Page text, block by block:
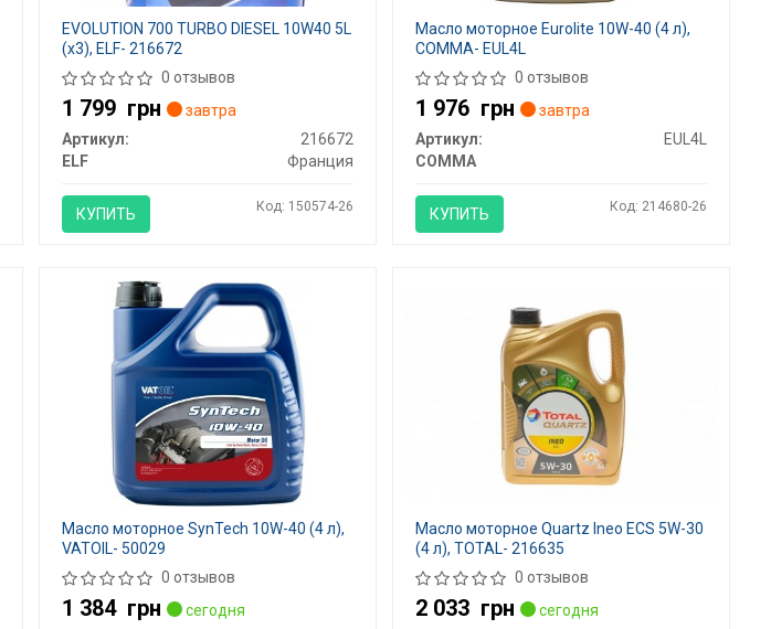
EVOLUTION 700 TURBO DIESEL 10W40 5L
(x3), ELF- 216672
0 отзывов
1 799 грн
завтра
Артикул:
216672
ELF
Франция
КУПИТЬ Код: 150574-26
Масло моторное Eurolite 10W-40 (4 л),
COMMA- EUL4L
0 отзывов
1 976 грн
завтра
Артикул:
EUL4L
COMMA
КУПИТЬ Код: 214680-26
Масло моторное SynTech 10W-40 (4 л),
VATOIL- 50029
0 отзывов
1 384 грн
сегодня
Масло моторное Quartz Ineo ECS 5W-30
(4 л), TOTAL- 216635
0 отзывов
2 033 грн
сегодня